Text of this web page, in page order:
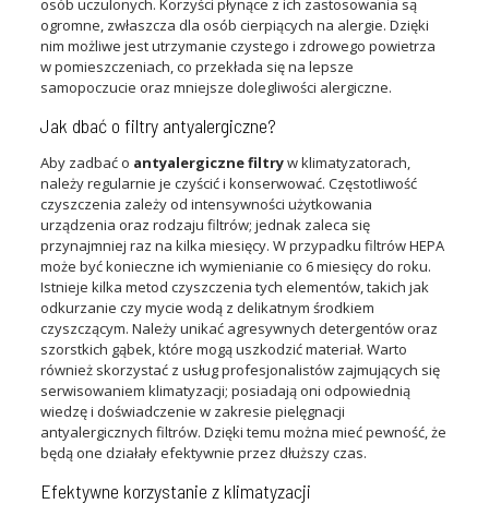
osób uczulonych. Korzyści płynące z ich zastosowania są
ogromne, zwłaszcza dla osób cierpiących na alergie. Dzięki
nim możliwe jest utrzymanie czystego i zdrowego powietrza
w pomieszczeniach, co przekłada się na lepsze
samopoczucie oraz mniejsze dolegliwości alergiczne.
Jak dbać o filtry antyalergiczne?
Aby zadbać o antyalergiczne filtryw klimatyzatorach,
należy regularnie je czyścić i konserwować. Częstotliwość
czyszczenia zależy od intensywności użytkowania
urządzenia oraz rodzaju filtrów; jednak zaleca się
przynajmniej raz na kilka miesięcy. W przypadku filtrów HEPA
może być konieczne ich wymienianie co 6 miesięcy do roku.
Istnieje kilka metod czyszczenia tych elementów, takich jak
odkurzanie czy mycie wodą z delikatnym środkiem
czyszczącym. Należy unikać agresywnych detergentów oraz
szorstkich gąbek, które mogą uszkodzić materiał. Warto
również skorzystać z usług profesjonalistów zajmujących się
serwisowaniem klimatyzacji; posiadają oni odpowiednią
wiedzę i doświadczenie w zakresie pielęgnacji
antyalergicznych filtrów. Dzięki temu można mieć pewność, że
będą one działały efektywnie przez dłuższy czas.
Efektywne korzystanie z klimatyzacji